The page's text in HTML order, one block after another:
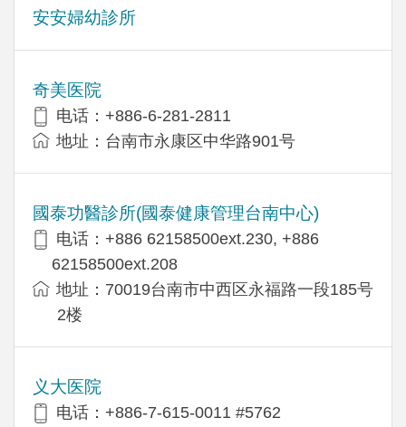
安安婦幼診所
奇美医院
电话：+886-6-281-2811
地址：台南市永康区中华路901号
國泰功醫診所(國泰健康管理台南中心)
电话：+886 62158500ext.230, +886
62158500ext.208
地址：70019台南市中西区永福路一段185号
2楼
义大医院
电话：+886-7-615-0011 #5762